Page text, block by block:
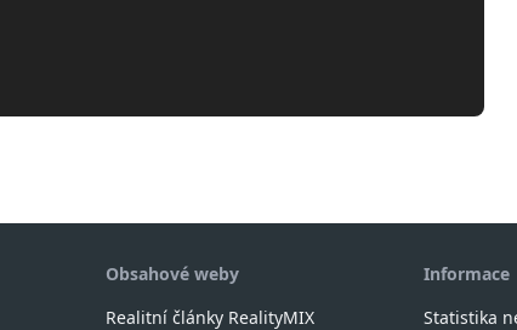
Obsahové weby
Realitní články RealityMIX
Informace
Statistika